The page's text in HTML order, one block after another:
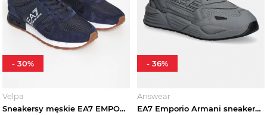
Velpa
Sneakersy męskie EA7 EMPORIO ARMANI
- 30%
Answear
EA7 Emporio Armani sneakersy męskie szary
- 36%